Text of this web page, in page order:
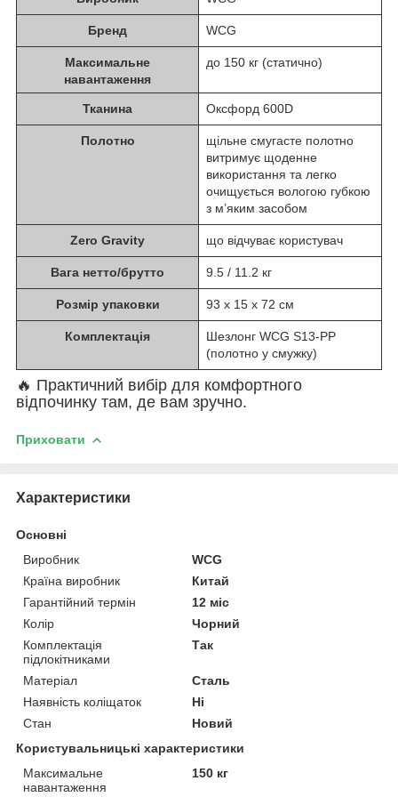
Бренд WCG
Максимальне
навантаження
до 150 кг (статично)
Тканина Оксфорд 600D
Полотно
щільне смугасте полотно
витримує щоденне
використання та легко
очищується вологою губкою
з м’яким засобом
Zero Gravity що відчуває користувач
Вага нетто/брутто 9.5 / 11.2 кг
Розмір упаковки 93 х 15 х 72 см
Комплектація
Шезлонг WCG S13-PP
(полотно у смужку)
🔥 Практичний вибір для комфортного
відпочинку там, де вам зручно.
Приховати
Характеристики
Основні
Виробник
WCG
Країна виробник
Китай
Гарантійний термін
12 міс
Колір
Чорний
Комплектація
підлокітниками
Так
Матеріал
Сталь
Наявність коліщаток
Ні
Стан
Новий
Користувальницькі характеристики
Максимальне
навантаження
150 кг